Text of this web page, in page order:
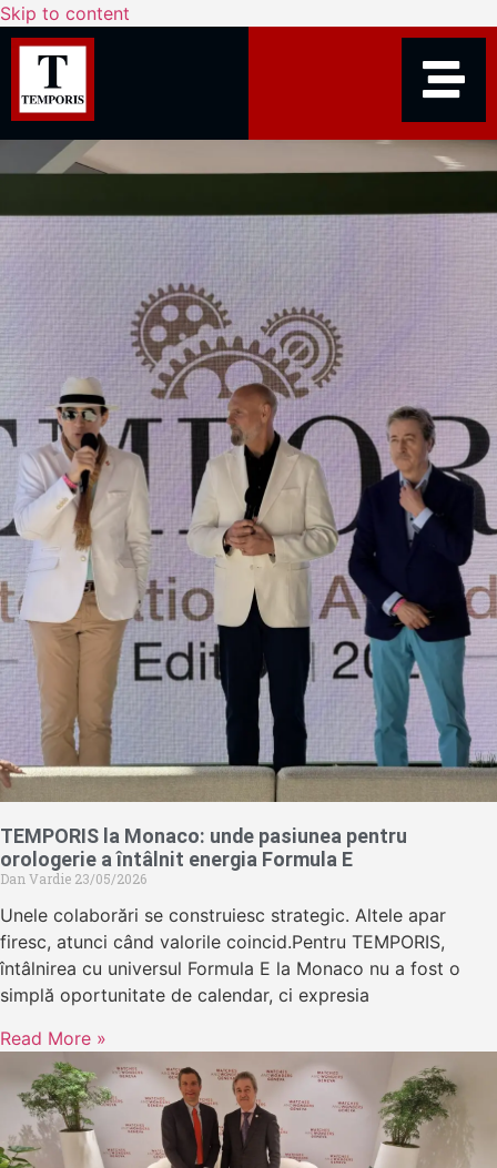
Skip to content
TEMPORIS la Monaco: unde pasiunea pentru
orologerie a întâlnit energia Formula E
Dan Vardie 23/05/2026
Unele colaborări se construiesc strategic. Altele apar
firesc, atunci când valorile coincid.Pentru TEMPORIS,
întâlnirea cu universul Formula E la Monaco nu a fost o
simplă oportunitate de calendar, ci expresia
Read More »